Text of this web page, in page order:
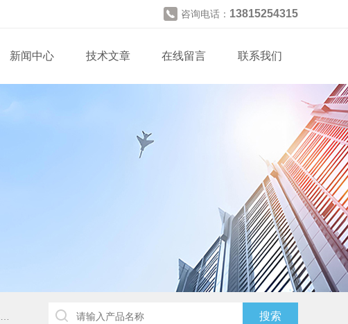
咨询电话： 13815254315
新闻中心 技术文章 在线留言 联系我们